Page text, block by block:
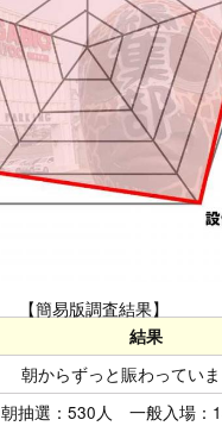
【簡易版調査結果】
結果
朝からずっと賑わっていま
朝抽選：530人 一般入場：